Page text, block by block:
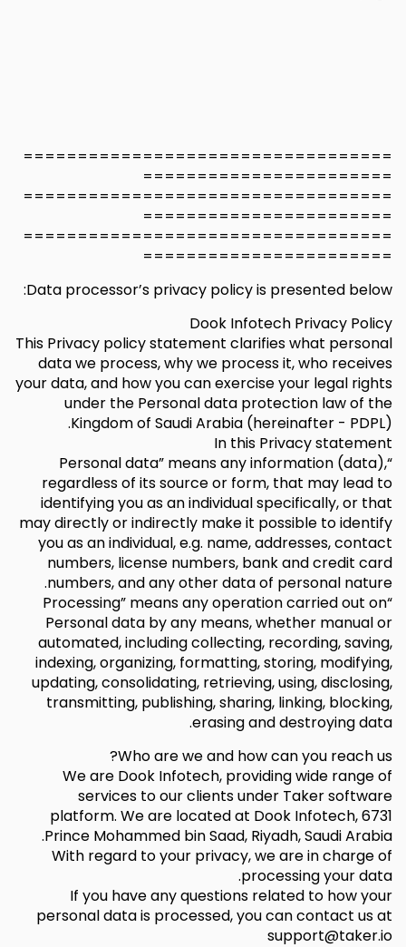
==================================
=======================
==================================
=======================
==================================
=======================
Data processor’s privacy policy is presented below:
Dook Infotech Privacy Policy
This Privacy policy statement clarifies what personal
data we process, why we process it, who receives
your data, and how you can exercise your legal rights
under the Personal data protection law of the
Kingdom of Saudi Arabia (hereinafter - PDPL).
In this Privacy statement
“Personal data” means any information (data),
regardless of its source or form, that may lead to
identifying you as an individual specifically, or that
may directly or indirectly make it possible to identify
you as an individual, e.g. name, addresses, contact
numbers, license numbers, bank and credit card
numbers, and any other data of personal nature.
“Processing” means any operation carried out on
Personal data by any means, whether manual or
automated, including collecting, recording, saving,
indexing, organizing, formatting, storing, modifying,
updating, consolidating, retrieving, using, disclosing,
transmitting, publishing, sharing, linking, blocking,
erasing and destroying data.
Who are we and how can you reach us?
We are Dook Infotech, providing wide range of
services to our clients under Taker software
platform. We are located at Dook Infotech, 6731
Prince Mohammed bin Saad, Riyadh, Saudi Arabia.
With regard to your privacy, we are in charge of
processing your data.
If you have any questions related to how your
personal data is processed, you can contact us at
support@taker.io